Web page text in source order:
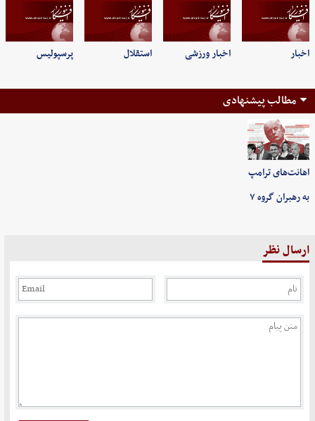
اخبار اخبار ورزشی استقلال پرسپولیس
مطالب پیشنهادی
اهانت‌های ترامپ
به رهبران گروه ۷
ارسال نظر